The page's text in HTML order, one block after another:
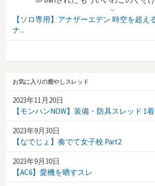
【ソロ専用】アナザーエデン 時空を超え
ナ...
お気に入りの癒やしスレッド
2023年11月20日
【モンハンNOW】装備・防具スレッド 1
2023年9月30日
【なでじょ】奏でて女子校 Part2
2023年9月30日
【AC6】愛機を晒すスレ